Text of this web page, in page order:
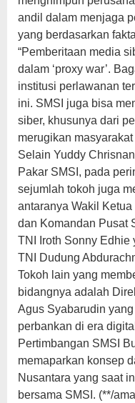
andil dalam menjaga
yang berdasarkan
“Pemberitaan media
dalam ‘proxy war’.
institusi perlawanan
ini. SMSI juga bisa
siber, khusunya dari
merugikan
Selain Yuddy
Pakar SMSI, pada
sejumlah tokoh juga
antaranya Wakil
dan Komandan Pusat
TNI Iroth Sonny Edhie
TNI Dudung
Tokoh lain yang
bidangnya adalah
Agus Syabarudin
perbankan di era
Pertimbangan SMSI
memaparkan konsep
Nusantara yang saat
bersama SMSI. (**/